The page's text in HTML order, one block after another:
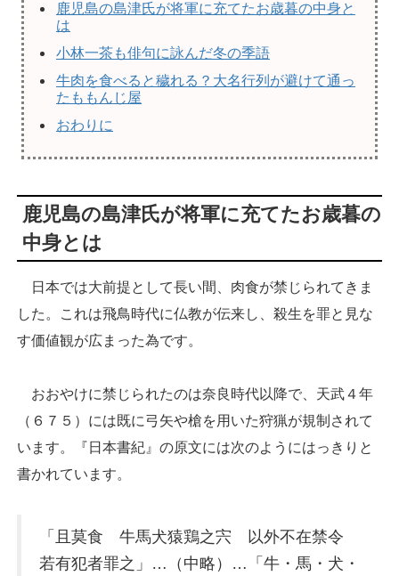
鹿児島の島津氏が将軍に充てたお歳暮の中身と
は
小林一茶も俳句に詠んだ冬の季語
牛肉を食べると穢れる？大名行列が避けて通っ
たももんじ屋
おわりに
鹿児島の島津氏が将軍に充てたお歳暮の
中身とは
日本では大前提として長い間、肉食が禁じられてきま
した。これは飛鳥時代に仏教が伝来し、殺生を罪と見な
す価値観が広まった為です。
おおやけに禁じられたのは奈良時代以降で、天武４年
（６７５）には既に弓矢や槍を用いた狩猟が規制されて
います。『日本書紀』の原文には次のようにはっきりと
書かれています。
「且莫食 牛馬犬猿鶏之宍 以外不在禁令
若有犯者罪之」…（中略）…「牛・馬・犬・